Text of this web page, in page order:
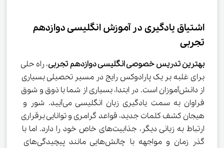
اشتیاق یادگیری در آموزش انگلیسی دوازدهم
تجربی
بهترین تدریس خصوصی انگلیسی دوازدهم تجربی، راه حلی
برای غلبه بر یک پارادوکس رایج در مسیر تحصیلی بسیاری
از دانش‌آموزان است. در ابتدا، بسیاری از شما با ذوق و شوق
فراوان به سمت یادگیری زبان انگلیسی می‌آیید. شور و
هیجان کشف کلمات جدید، قواعد گرامری و توانایی برقراری
ارتباط به زبانی دیگر، جذابیت‌های خاص خود را دارد. اما با
گذر زمان و مواجهه با چالش‌هایی مانند پیچیدگی‌های